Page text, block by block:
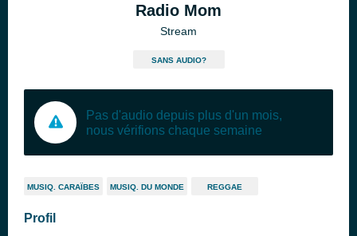
Radio Mom
Stream
SANS AUDIO?
Pas d'audio depuis plus d'un mois,
nous vérifions chaque semaine
MUSIQ. CARAÏBES MUSIQ. DU MONDE REGGAE
Profil